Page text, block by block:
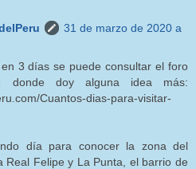
31 de marzo de 2020 a
3 días se puede consultar el foro
donde doy alguna idea más:
Cuantos-dias-para-visitar-
día para conocer la zona del
Real Felipe y La Punta, el barrio de